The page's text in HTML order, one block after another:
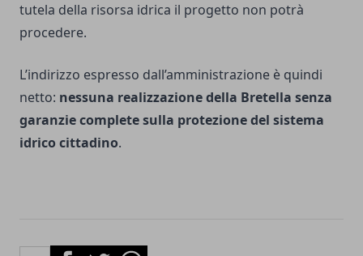
tutela della risorsa idrica il progetto non potrà
procedere.
L’indirizzo espresso dall’amministrazione è quindi
netto: nessuna realizzazione della Bretella senza
garanzie complete sulla protezione del sistema
idrico cittadino.